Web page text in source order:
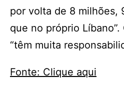
por volta de 8 milhões,
que no próprio
“têm muita
Fonte: Clique aqui